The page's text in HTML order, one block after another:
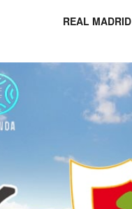
REAL MADRID